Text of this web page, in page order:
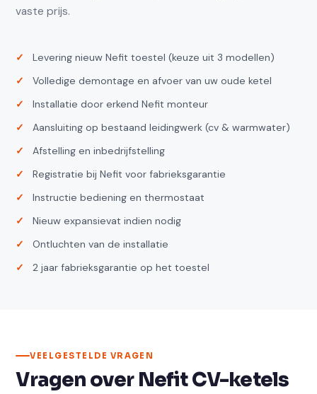
vaste prijs.
Levering nieuw Nefit toestel (keuze uit 3 modellen)
Volledige demontage en afvoer van uw oude ketel
Installatie door erkend Nefit monteur
Aansluiting op bestaand leidingwerk (cv & warmwater)
Afstelling en inbedrijfstelling
Registratie bij Nefit voor fabrieksgarantie
Instructie bediening en thermostaat
Nieuw expansievat indien nodig
Ontluchten van de installatie
2 jaar fabrieksgarantie op het toestel
VEELGESTELDE VRAGEN
Vragen over Nefit CV-ketels